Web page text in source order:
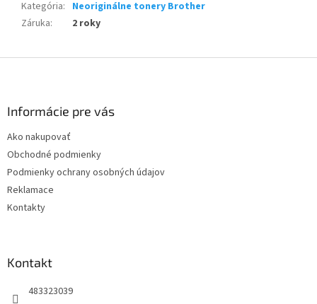
Kategória: Neoriginálne tonery Brother
Záruka: 2 roky
Informácie pre vás
Ako nakupovať
Obchodné podmienky
Podmienky ochrany osobných údajov
Reklamace
Kontakty
Kontakt
483323039